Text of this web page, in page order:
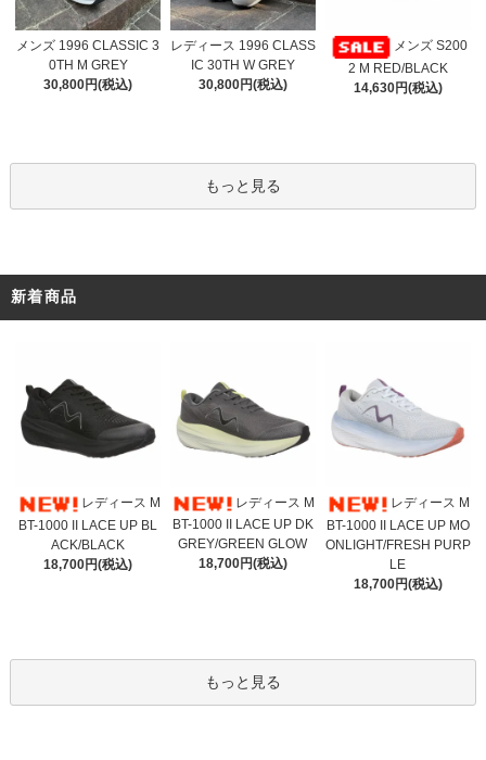
メンズ 1996 CLASSIC 3
0TH M GREY
30,800円(税込)
レディース 1996 CLASS
IC 30TH W GREY
30,800円(税込)
メンズ S200
2 M RED/BLACK
14,630円(税込)
もっと見る
新着商品
レディース M
BT-1000 II LACE UP BL
ACK/BLACK
18,700円(税込)
レディース M
BT-1000 II LACE UP DK
GREY/GREEN GLOW
18,700円(税込)
レディース M
BT-1000 II LACE UP MO
ONLIGHT/FRESH PURP
LE
18,700円(税込)
もっと見る